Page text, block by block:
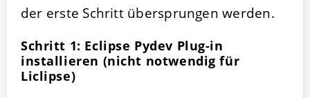
der erste Schritt übersprungen werden.
Schritt 1: Eclipse Pydev Plug-in
installieren (nicht notwendig für
Liclipse)